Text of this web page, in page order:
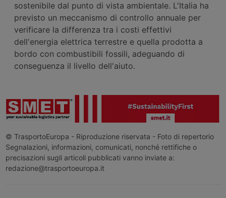
sostenibile dal punto di vista ambientale. L'Italia ha
previsto un meccanismo di controllo annuale per
verificare la differenza tra i costi effettivi
dell'energia elettrica terrestre e quella prodotta a
bordo con combustibili fossili, adeguando di
conseguenza il livello dell'aiuto.
© TrasportoEuropa - Riproduzione riservata - Foto di repertorio
Segnalazioni, informazioni, comunicati, nonché rettifiche o
precisazioni sugli articoli pubblicati vanno inviate a:
redazione@trasportoeuropa.it